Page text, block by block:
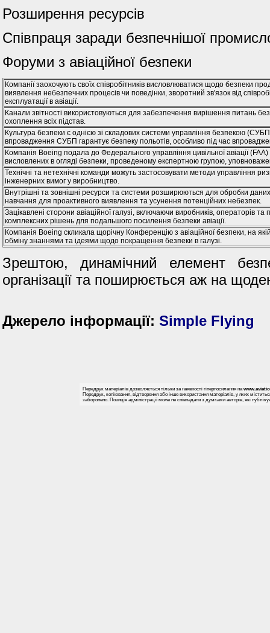
Розширення ресурсів
Співпраця заради безпечнішої
Форуми з авіаційної безпеки
Компанії заохочують своїх співробітників висловлюватися щодо безпеки
виявлення небезпечних процесів чи поведінки, зворотний зв'язок від
експлуатації в авіації.
Канали звітності використовуються для забезпечення вирішення питань
охоплення всіх підстав.
Культура безпеки є однією зі складових системи управління безпекою
впровадження СУБП гарантує безпеку польотів, особливо під час
Компанія Boeing подала до Федерального управління цивільної авіації
висловлених в огляді безпеки, проведеному експертною групою,
Технічні та нетехнічні команди можуть застосовувати методи управління
інженерних вимог у виробництво.
Внутрішні та зовнішні ресурси та системи розширюються для обробки
навчання для проактивного виявлення та усунення потенційних небезпек.
Зацікавлені сторони авіаційної галузі, включаючи виробників, операторів
комплексних рішень для подальшого посилення безпеки авіації.
Компанія Boeing скликала щорічну Конференцію з авіаційної безпеки, на якій
обміну знаннями та ідеями щодо покращення безпеки в галузі.
Зрештою, динамічний елемент
організації та поширюється аж на
Джерело інформації: Simple Flying
Передрук матеріалів дозволяється тільки за наявності гіперпосилання на
Передрук, копіювання, відтворення або інше використання матеріалів, у яких
заборонено. Позиція адміністрації може не співпадати з думками авторів, які